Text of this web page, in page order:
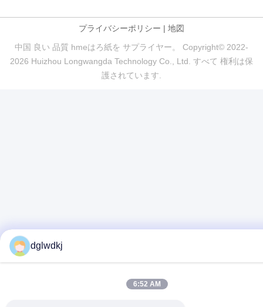
プライバシーポリシー | 地図
中国 良い 品質 hmeはろ紙を サプライヤー。 Copyright© 2022-
2026 Huizhou Longwangda Technology Co., Ltd. すべて 権利は保
護されています.
dglwdkj
6:52 AM